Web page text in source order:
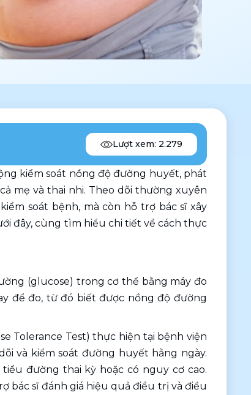
Lượt xem: 2.279
kiểm soát nồng độ đường huyết, phát
mẹ và thai nhi. Theo dõi thường xuyên
soát bệnh, mà còn hỗ trợ bác sĩ xây
đây, cùng tìm hiểu chi tiết về cách thực
(glucose) trong cơ thể bằng máy đo
để đo, từ đó biết được nồng độ đường
Tolerance Test) thực hiện tại bệnh viện
và kiểm soát đường huyết hằng ngày.
đường thai kỳ hoặc có nguy cơ cao.
bác sĩ đánh giá hiệu quả điều trị và điều